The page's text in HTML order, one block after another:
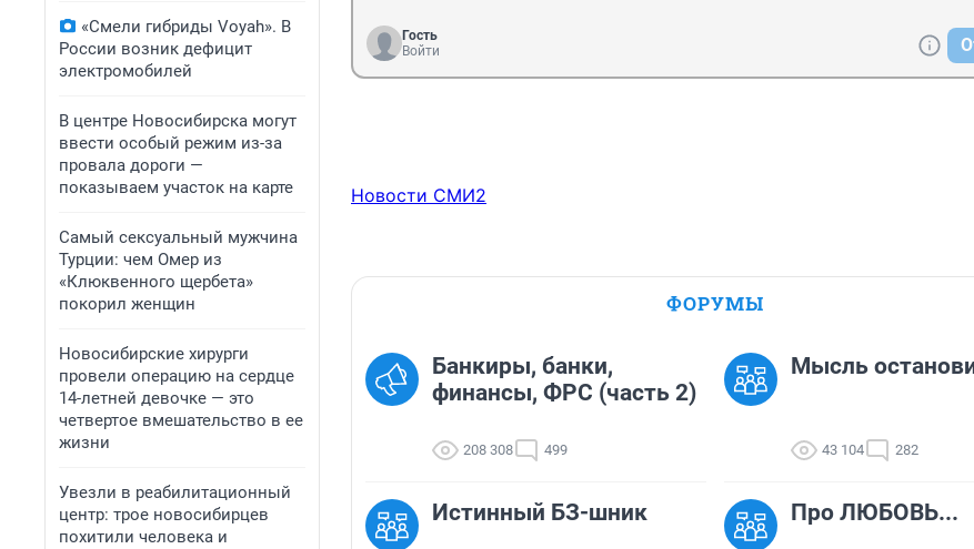
«Смели гибриды Voyah». В
России возник дефицит
электромобилей
В центре Новосибирска могут
ввести особый режим из-за
провала дороги —
показываем участок на карте
Самый сексуальный мужчина
Турции: чем Омер из
«Клюквенного щербета»
покорил женщин
Новосибирские хирурги
провели операцию на сердце
14-летней девочке — это
четвертое вмешательство в ее
жизни
Увезли в реабилитационный
центр: трое новосибирцев
похитили человека и
Гость
Войти
Новости СМИ2
ФОРУМЫ
Банкиры, банки,
финансы, ФРС (часть 2)
208 308 499
Мысль
43 104 282
Истинный БЗ-шник Про ЛЮБОВЬ...